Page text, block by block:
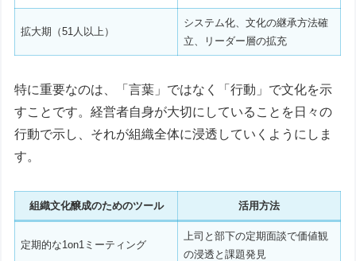
拡大期（51人以上）
システム化、文化の継承方法確
立、リーダー層の拡充
特に重要なのは、「言葉」ではなく「行動」で文化を示
すことです。経営者自身が大切にしていることを日々の
行動で示し、それが組織全体に浸透していくようにしま
す。
組織文化醸成のためのツール 活用方法
定期的な1on1ミーティング
上司と部下の定期面談で価値観
の浸透と課題発見